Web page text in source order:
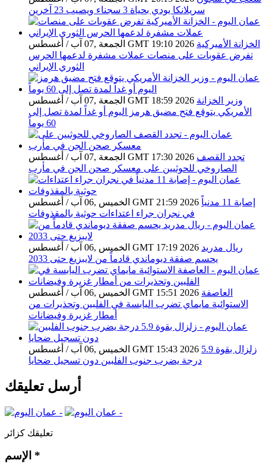
سريلانكا يودي بحياة 3 سجناء ويصيب 23 آخرين
الجمعة ,07 آب / أغسطس GMT 19:10 2026 الخزانة الأميركية
تفرض عقوبات على منصات عملات مشفرة لدعمها الحرس
الثوري الإيراني
الجمعة ,07 آب / أغسطس GMT 18:59 2026 وزير الخزانة
الأمريكي يتوقع فتح مضيق هرمز اليوم أو غداً لمدة تصل إلى
60 يوماً
الجمعة ,07 آب / أغسطس GMT 17:30 2026 تجدد القصف
الصاروخي للحوثيين على معسكر صحن الجن في مأرب
الخميس ,06 آب / أغسطس GMT 21:59 2026 إصابة 11 مدنياً
في نجران جراء اعتداءات حوثية بالمقذوفات
الخميس ,06 آب / أغسطس GMT 17:19 2026 ريال مدريد
يحسم صفقة ديوماندي قادماً من لايبزيغ حتى 2033
الخميس ,06 آب / أغسطس GMT 15:51 2026 العاصفة
الاستوائية مايماي تضرب اليابسة في الفلبين وتحذيرات من
أمطار غزيرة وفيضانات
الخميس ,06 آب / أغسطس GMT 15:43 2026 زلزال بقوة 5.9
درجة يضرب جنوب الفلبين دون تسجيل ضحايا
أرسل تعليقك
تعليقك كزائر
*